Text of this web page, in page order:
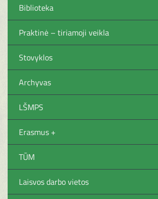
Biblioteka
Praktinė – tiriamoji veikla
Stovyklos
Archyvas
LŠMPS
Erasmus +
TŪM
Laisvos darbo vietos